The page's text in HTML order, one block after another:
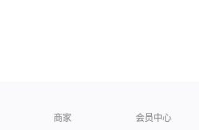
商家 会员中心